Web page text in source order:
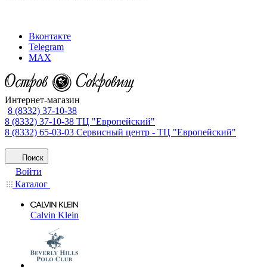
Вконтакте
Telegram
MAX
Интернет-магазин
8 (8332) 37-10-38
8 (8332) 37-10-38 ТЦ "Европейский"
8 (8332) 65-03-03 Сервисный центр - ТЦ "Европейский"
Поиск
Войти
Каталог
Calvin Klein